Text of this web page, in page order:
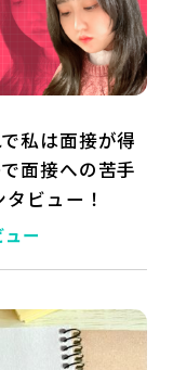
私は面接が得
面接への苦手
ビュー！
ー